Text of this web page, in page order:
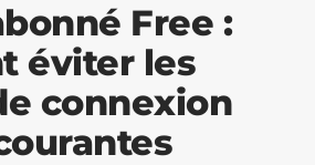
Free :
éviter les
connexion